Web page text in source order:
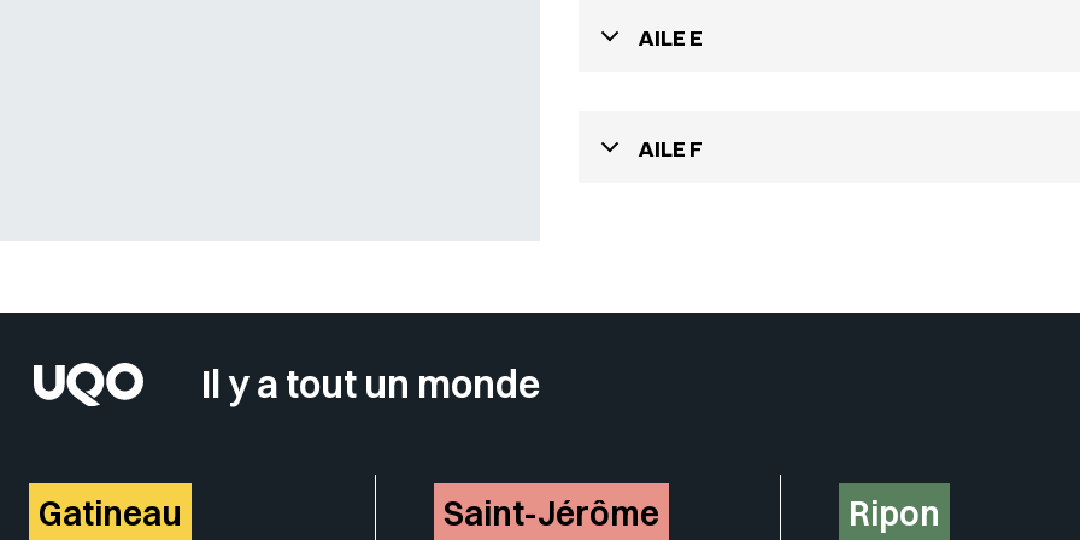
AILE E
AILE F
Insérer un pied de page avec
Il y a tout un monde
Gatineau Saint-Jérôme Ripon